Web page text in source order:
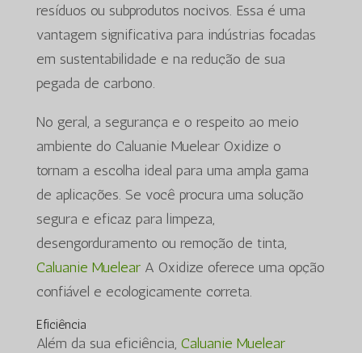
resíduos ou subprodutos nocivos. Essa é uma
vantagem significativa para indústrias focadas
em sustentabilidade e na redução de sua
pegada de carbono.
No geral, a segurança e o respeito ao meio
ambiente do Caluanie Muelear Oxidize o
tornam a escolha ideal para uma ampla gama
de aplicações. Se você procura uma solução
segura e eficaz para limpeza,
desengorduramento ou remoção de tinta,
Caluanie MuelearA Oxidize oferece uma opção
confiável e ecologicamente correta.
Eficiência
Além da sua eficiência, Caluanie Muelear